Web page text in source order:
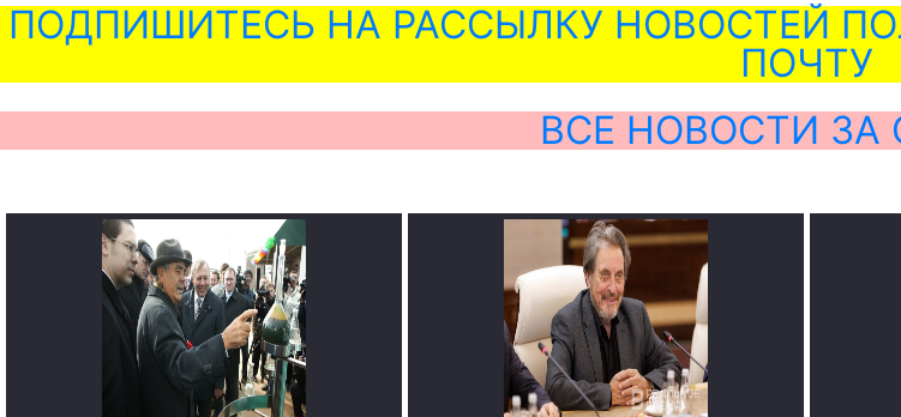
ПОДПИШИТЕСЬ НА РАССЫЛКУ НОВОСТЕЙ
ПОЧТУ
ВСЕ НОВОСТИ ЗА